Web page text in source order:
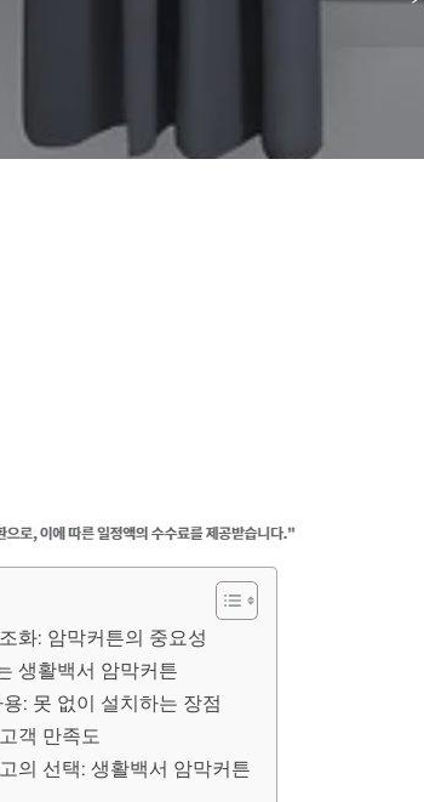
화: 암막커튼의 중요성
생활백서 암막커튼
: 못 없이 설치하는 장점
객 만족도
의 선택: 생활백서 암막커튼